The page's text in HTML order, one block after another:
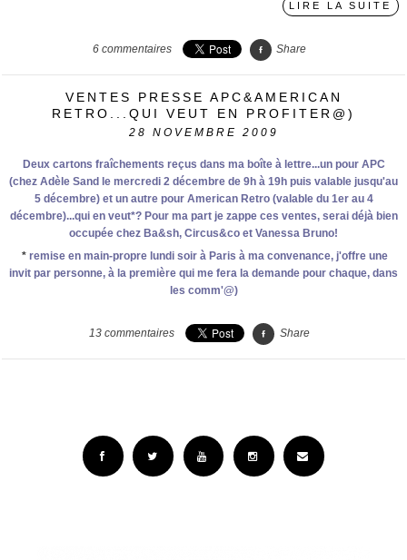
LIRE LA SUITE
6 commentaires Share
VENTES PRESSE APC&AMERICAN
RETRO...QUI VEUT EN PROFITER@)
28 NOVEMBRE 2009
Deux cartons fraîchements reçus dans ma boîte à lettre...un pour APC
(chez Adèle Sand le mercredi 2 décembre de 9h à 19h puis valable jusqu'au
5 décembre) et un autre pour American Retro (valable du 1er au 4
décembre)...qui en veut*? Pour ma part je zappe ces ventes, serai déjà bien
occupée chez Ba&sh, Circus&co et Vanessa Bruno!
* remise en main-propre lundi soir à Paris à ma convenance, j'offre une
invit par personne, à la première qui me fera la demande pour chaque, dans
les comm'@)
13 commentaires Share